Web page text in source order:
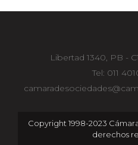
Libertad 1340, PB -
Tel: 011
Copyright 1998-2023
derechos